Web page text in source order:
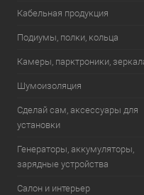
Кабельная продукция
Подиумы, полки, кольца
Камеры, парктроники,
Шумоизоляция
Сделай сам, аксессуары для
установки
Генераторы, аккумуляторы,
зарядные устройства
Салон и интерьер